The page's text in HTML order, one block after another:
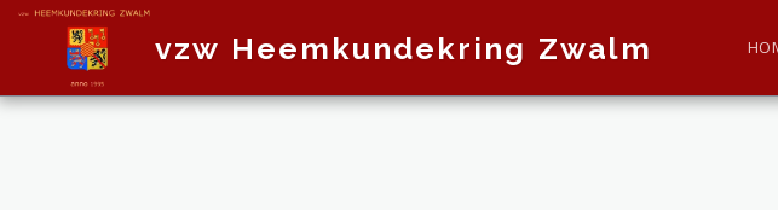
vzw Heemkundekring Zwalm